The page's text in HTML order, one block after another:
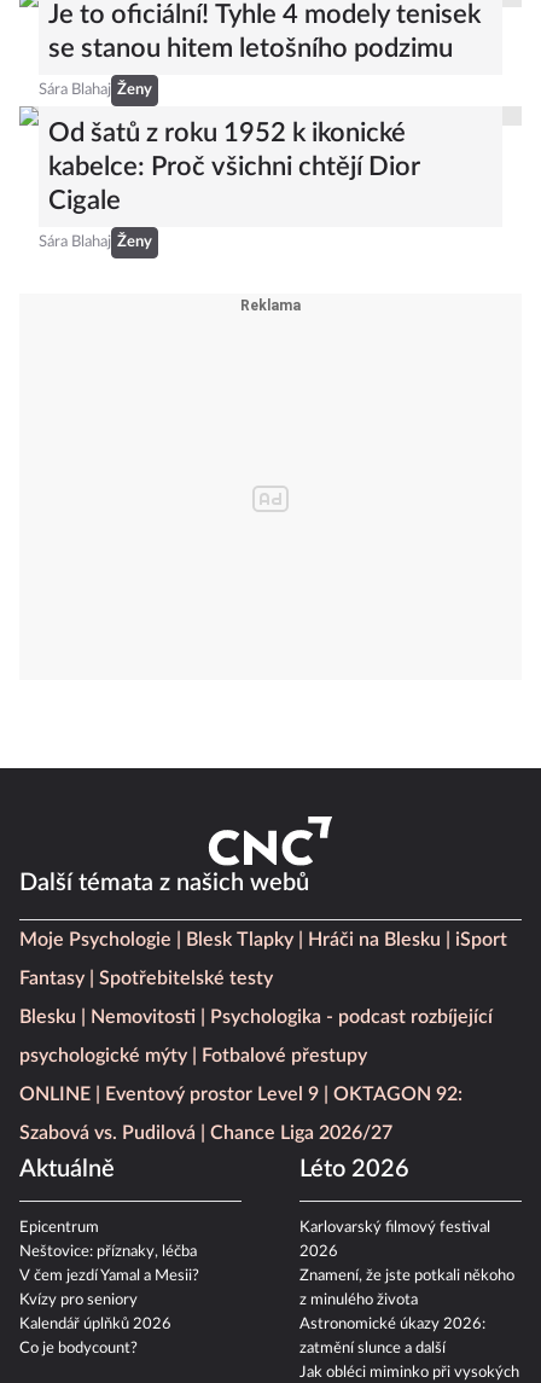
Je to oficiální! Tyhle 4 modely tenisek
se stanou hitem letošního podzimu
Sára Blahaj Ženy
Od šatů z roku 1952 k ikonické
kabelce: Proč všichni chtějí Dior
Cigale
Sára Blahaj Ženy
Další témata z našich webů
Moje Psychologie Blesk Tlapky Hráči na Blesku
iSport
Fantasy
Spotřebitelské testy
Blesku
Nemovitosti
Psychologika - podcast rozbíjející
psychologické mýty
Fotbalové přestupy
ONLINE
Eventový prostor Level 9
OKTAGON 92:
Szabová vs. Pudilová
Chance Liga 2026/27
Aktuálně
Epicentrum
Neštovice: příznaky, léčba
V čem jezdí Yamal a Mesii?
Kvízy pro seniory
Kalendář úplňků 2026
Co je bodycount?
Léto 2026
Karlovarský filmový festival
2026
Znamení, že jste potkali někoho
z minulého života
Astronomické úkazy 2026:
zatmění slunce a další
Jak obléci miminko při vysokých